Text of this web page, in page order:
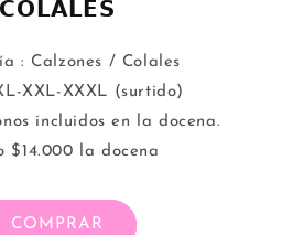
𝗖𝗢𝗟𝗔𝗟𝗘𝗦
: Calzones / Colales
XXL-XXXL (surtido)
incluidos en la docena.
$14.000 la docena
COMPRAR